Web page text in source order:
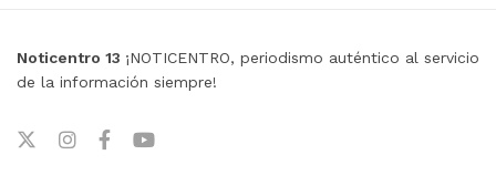
Noticentro 13 ¡NOTICENTRO, periodismo auténtico al servicio
de la información siempre!